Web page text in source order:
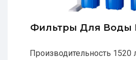
Фильтры Для Воды
Производительность 1520